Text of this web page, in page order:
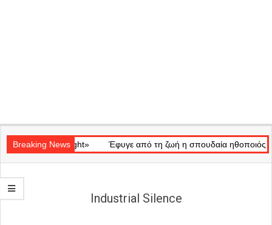
Navigation
Menu
Breaking News
«Ray of Light» Έφυγε από τη ζωή η σπουδαία ηθοποιός Μάρω
Industrial Silence